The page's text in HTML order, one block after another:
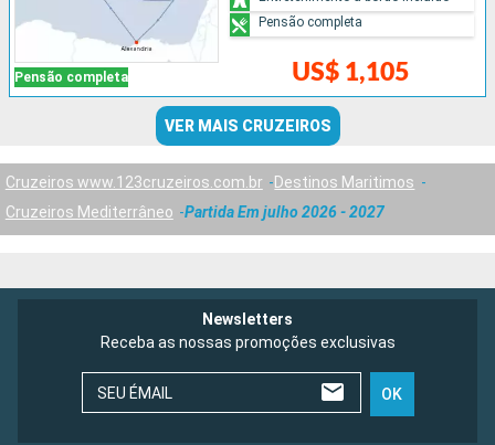
Pensão completa US$ 1,105
Pensão completa
VER MAIS CRUZEIROS
Cruzeiros www.123cruzeiros.com.br
Destinos Maritimos
Cruzeiros Mediterrâneo
Partida Em julho 2026 - 2027
Newsletters
Receba as nossas promoções exclusivas
SEU ÉMAIL OK